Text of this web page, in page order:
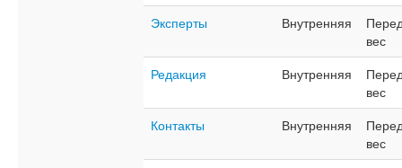
Эксперты
Внутренняя
вес
Редакция
Внутренняя
вес
Контакты
Внутренняя
вес